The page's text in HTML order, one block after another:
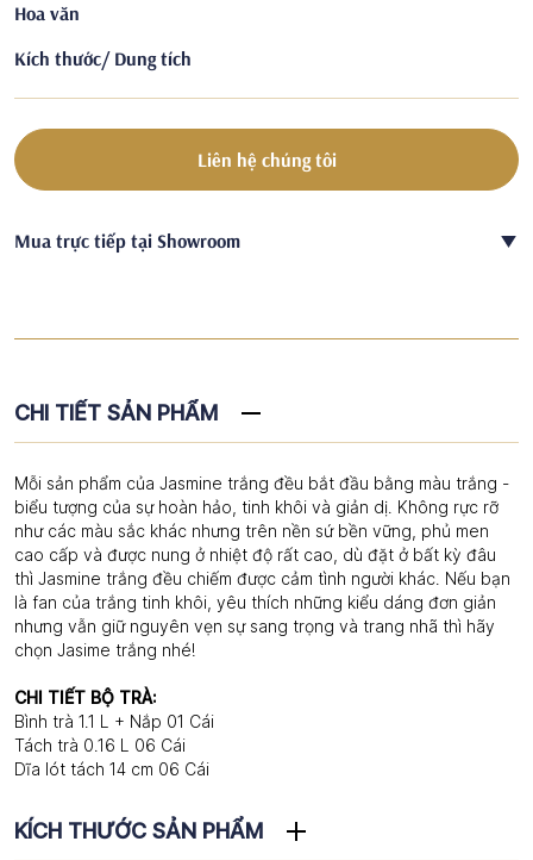
Hoa văn
Kích thước/ Dung tích
Liên hệ chúng tôi
Mua trực tiếp tại Showroom
CHI TIẾT SẢN PHẨM
Mỗi sản phẩm của Jasmine trắng đều bắt đầu bằng màu trắng -
biểu tượng của sự hoàn hảo, tinh khôi và giản dị. Không rực rỡ
như các màu sắc khác nhưng trên nền sứ bền vững, phủ men
cao cấp và được nung ở nhiệt độ rất cao, dù đặt ở bất kỳ đâu
thì Jasmine trắng đều chiếm được cảm tình người khác. Nếu bạn
là fan của trắng tinh khôi, yêu thích những kiểu dáng đơn giản
nhưng vẫn giữ nguyên vẹn sự sang trọng và trang nhã thì hãy
chọn Jasime trắng nhé!
CHI TIẾT BỘ TRÀ:
Bình trà 1.1 L + Nắp 01 Cái
Tách trà 0.16 L 06 Cái
Dĩa lót tách 14 cm 06 Cái
KÍCH THƯỚC SẢN PHẨM